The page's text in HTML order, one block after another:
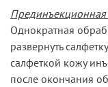
Однократная
развернуть
салфеткой кожу
после окончания